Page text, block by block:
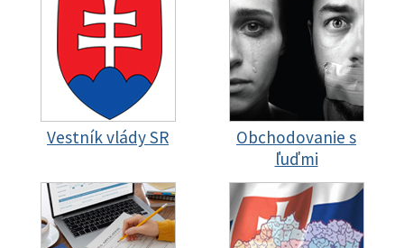
Vestník vlády SR
Obchodovanie s
ľuďmi